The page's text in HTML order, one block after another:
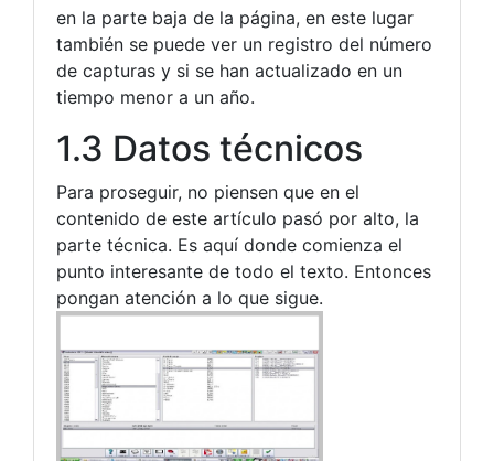
en la parte baja de la página, en este lugar
también se puede ver un registro del número
de capturas y si se han actualizado en un
tiempo menor a un año.
1.3 Datos técnicos
Para proseguir, no piensen que en el
contenido de este artículo pasó por alto, la
parte técnica. Es aquí donde comienza el
punto interesante de todo el texto. Entonces
pongan atención a lo que sigue.